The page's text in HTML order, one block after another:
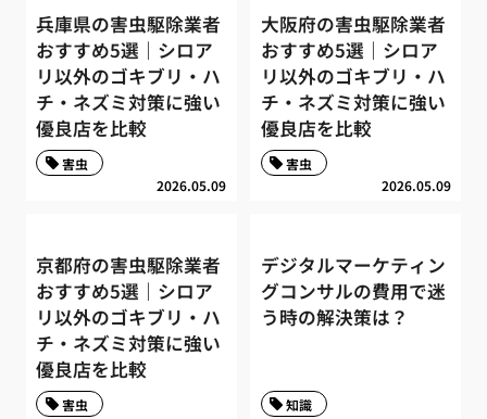
兵庫県の害虫駆除業者
おすすめ5選｜シロア
リ以外のゴキブリ・ハ
チ・ネズミ対策に強い
優良店を比較
2026.05.09
害虫
大阪府の害虫駆除業者
おすすめ5選｜シロア
リ以外のゴキブリ・ハ
チ・ネズミ対策に強い
優良店を比較
2026.05.09
害虫
京都府の害虫駆除業者
おすすめ5選｜シロア
リ以外のゴキブリ・ハ
チ・ネズミ対策に強い
優良店を比較
害虫
デジタルマーケティン
グコンサルの費用で迷
う時の解決策は？
知識